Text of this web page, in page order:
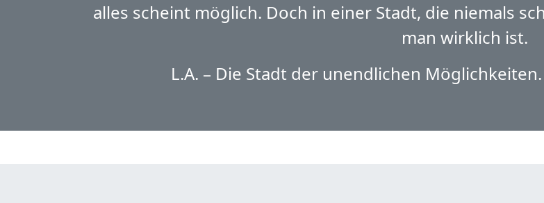
alles scheint möglich. Doch in einer Stadt, die niemals
man wirklich ist.
L.A. – Die Stadt der unendlichen